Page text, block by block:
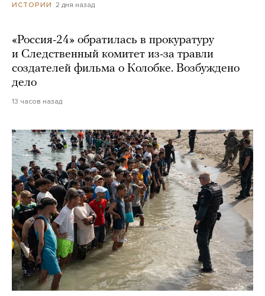
ИСТОРИИ 2 дня назад
«Россия-24» обратилась в прокуратуру
и Следственный комитет из-за травли
создателей фильма о Колобке. Возбуждено
дело
13 часов назад